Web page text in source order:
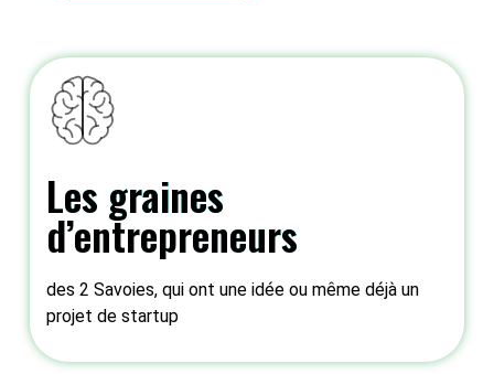
Les graines
d’entrepreneurs
des 2 Savoies, qui ont une idée ou même déjà un
projet de startup